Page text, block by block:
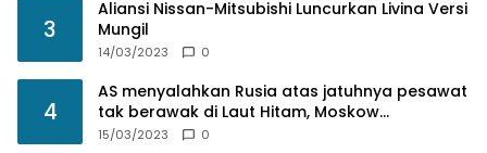
3
Aliansi Nissan-Mitsubishi Luncurkan Livina Versi
Mungil
14/03/2023 0
4
AS menyalahkan Rusia atas jatuhnya pesawat
tak berawak di Laut Hitam, Moskow
menyangkal
15/03/2023 0